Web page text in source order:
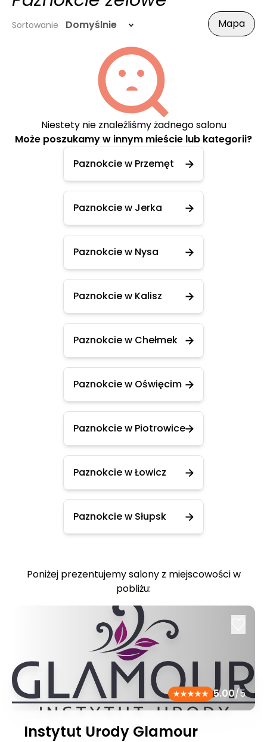
Sortowanie Domyślnie Mapa
Niestety nie znaleźliśmy żadnego salonu
Może poszukamy w innym mieście lub kategorii?
Paznokcie w Przemęt
Paznokcie w Jerka
Paznokcie w Nysa
Paznokcie w Kalisz
Paznokcie w Chełmek
Paznokcie w Oświęcim
Paznokcie w Piotrowice
Paznokcie w Łowicz
Paznokcie w Słupsk
Poniżej prezentujemy salony z miejscowości w
pobliżu:
5.00/5
Instytut Urody Glamour